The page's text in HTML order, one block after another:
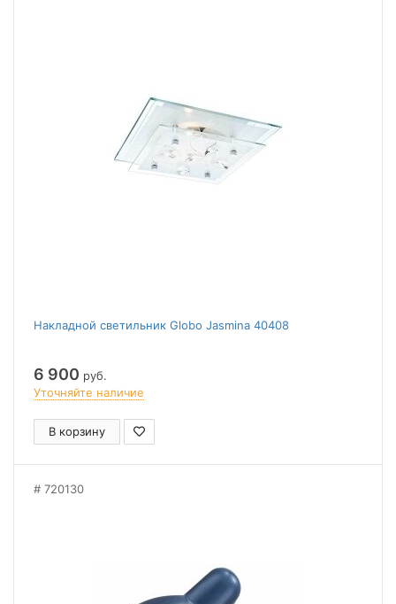
Накладной светильник Globo Jasmina 40408
6 900 руб.
Уточняйте наличие
В корзину
720130